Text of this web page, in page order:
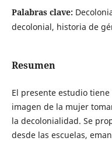
Palabras clave:
decolonial, historia de
Resumen
El presente estudio
imagen de la mujer
la decolonialidad. Se
desde las escuelas,